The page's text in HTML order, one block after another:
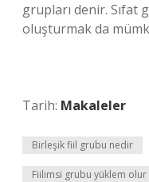
grupları denir. Sıfat
oluşturmak da
Tarih: Makaleler
Birleşik fiil grubu nedir
Fiilimsi grubu yüklem olur